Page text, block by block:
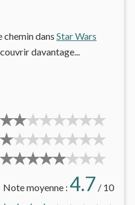
dans Star Wars
davantage...
Note moyenne :4.7 / 10